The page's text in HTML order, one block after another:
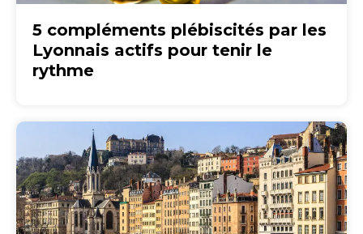
5 compléments plébiscités par les
Lyonnais actifs pour tenir le
rythme